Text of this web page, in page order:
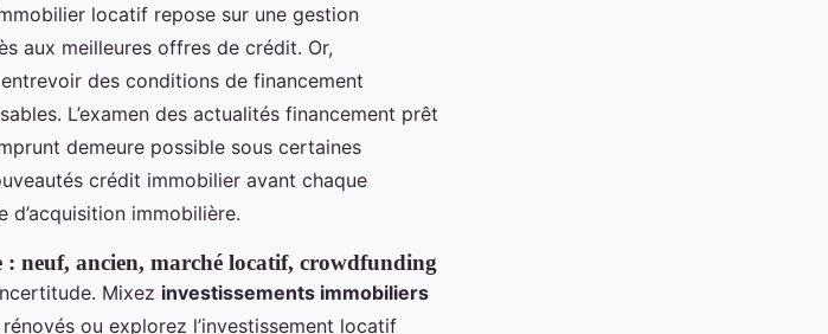
locatif repose sur une gestion
aux meilleures offres de crédit. Or,
des conditions de financement
L’examen des actualités financement prêt
demeure possible sous certaines
crédit immobilier avant chaque
immobilière.
neuf, ancien, marché locatif, crowdfunding
Mixez investissements immobiliers
ou explorez l’investissement locatif